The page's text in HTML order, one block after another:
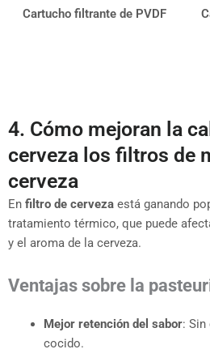
Cartucho filtrante de PVDF
4. Cómo mejoran la
cerveza los filtros de
cerveza
En filtro de cerveza está ganando
tratamiento térmico, que puede
y el aroma de la cerveza.
Ventajas sobre la
Mejor retención del sabor: Sin
cocido.